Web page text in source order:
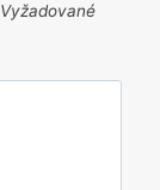
Vyžadované